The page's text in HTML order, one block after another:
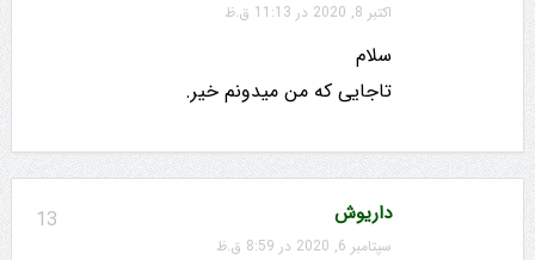
اکتبر 8, 2020 در 11:13 ق.ظ
سلام
تاجایی که من میدونم خیر.
13 داریوش
سپتامبر 6, 2020 در 8:59 ق.ظ